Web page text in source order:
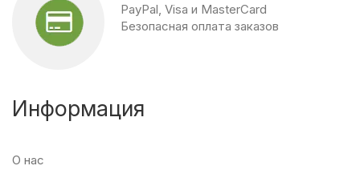
PayPal, Visa и MasterCard
Безопасная оплата заказов
Информация
О нас